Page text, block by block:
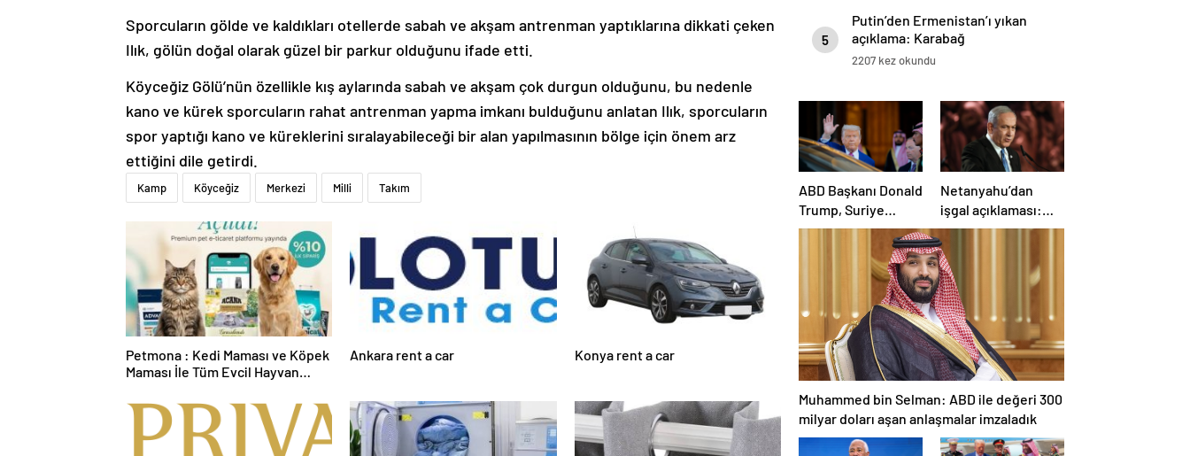
Sporcuların gölde ve kaldıkları otellerde sabah ve akşam antrenman yaptıklarına dikkati çeken
Ilık, gölün doğal olarak güzel bir parkur olduğunu ifade etti.
Köyceğiz Gölü’nün özellikle kış aylarında sabah ve akşam çok durgun olduğunu, bu nedenle
kano ve kürek sporcuların rahat antrenman yapma imkanı bulduğunu anlatan Ilık, sporcuların
spor yaptığı kano ve küreklerini sıralayabileceği bir alan yapılmasının bölge için önem arz
ettiğini dile getirdi.
Kamp Köyceğiz Merkezi Milli Takım
Petmona : Kedi Maması ve Köpek
Maması İle Tüm Evcil Hayvan
Ankara rent a car Konya rent a car
5
Putin’den Ermenistan’ı yıkan
açıklama: Karabağ
Azerbaycan’ın ayrılmaz bir
2207 kez okundu
ABD Başkanı Donald
Trump, Suriye
Cumhurbaşkanı
Şara ile görüşecek
Netanyahu’dan
işgal açıklaması:
İsrail ordusu, tüm
gücüyle Gazze’ye
girecek
Muhammed bin Selman: ABD ile değeri 300
milyar doları aşan anlaşmalar imzaladık